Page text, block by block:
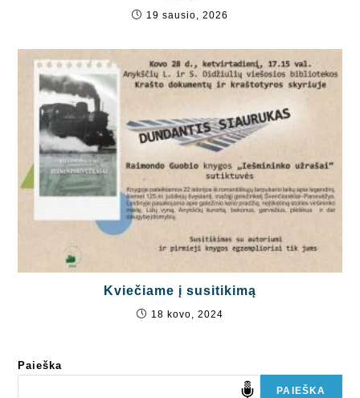
19 sausio, 2026
Kviečiame į susitikimą
18 kovo, 2024
Paieška
PAIEŠKA